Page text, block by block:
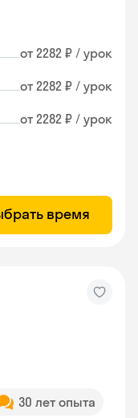
от 2282 ₽ / урок
от 2282 ₽ / урок
от 2282 ₽ / урок
время
30 лет опыта